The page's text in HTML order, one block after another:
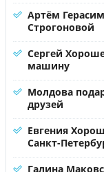
Артём
Строгоновой
Сергей
машину
Молдова
друзей
Евгения
Санкт-
Галина